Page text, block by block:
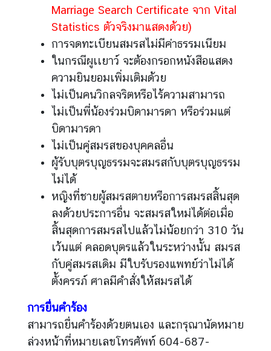
Marriage Search Certificate จาก Vital
Statistics ตัวจริงมาแสดงด้วย)
การจดทะเบียนสมรสไม่มีค่าธรรมเนียม
ในกรณีผูเเยาว์ จะต้องกรอกหนังสือแสดง
ความยินยอมเพิ่มเติมด้วย
ไม่เป็นคนวิกลจริตหรือไร้ความสามารถ
ไม่เป็นพี่น้องร่วมบิดามารดา หรือร่วมแต่
บิดามารดา
ไม่เป็นคู่สมรสของบุคคลอื่น
ผู้รับบุตรบุญธรรมจะสมรสกับบุตรบุญธรรม
ไม่ได้
หญิงที่ชายผู้สมรสตายหรือการสมรสสิ้นสุด
ลงด้วยประการอื่น จะสมรสใหม่ได้ต่อเมื่อ
สิ้นสุดการสมรสไปแล้วไม่น้อยกว่า 310 วัน
เว้นแต่ คลอดบุตรแล้วในระหว่างนั้น สมรส
กับคู่สมรสเดิม มีใบรับรองแพทย์ว่าไม่ได้
ตั้งครรภ์ ศาลมีคำสั่งให้สมรสได้
การยื่นคำร้อง
สามารถยื่นคำร้องด้วยตนเอง และกรุณานัดหมาย
ล่วงหน้าที่หมายเลขโทรศัพท์ 604-687-